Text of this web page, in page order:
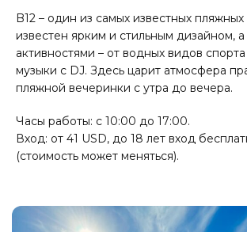
B12 – один из самых известных пляжных
известен ярким и стильным дизайном,
активностями – от водных видов
музыки с DJ. Здесь царит атмосфера
пляжной вечеринки с утра до вечера.
Часы работы: с 10:00 до 17:00.
Вход: от 41 USD, до 18 лет вход
(стоимость может меняться).